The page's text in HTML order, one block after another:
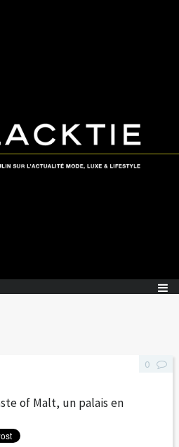
of Malt, un palais en
0